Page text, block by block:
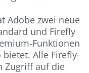
Adobe zwei neue
und Firefly
Funktionen
Alle Firefly-
Zugriff auf die